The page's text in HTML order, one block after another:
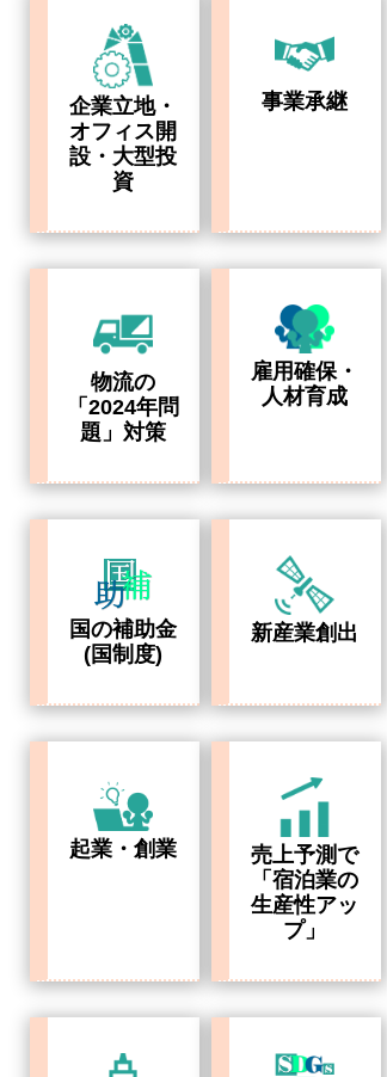
企業立地・
オフィス開
設・大型投
資
事業承継
物流の
「2024年問
題」対策
雇用確保・
人材育成
国の補助金
(国制度)
新産業創出
起業・創業
売上予測で
「宿泊業の
生産性アッ
プ」